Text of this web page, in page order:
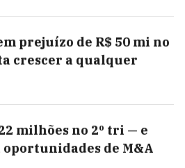
prejuízo de R$ 50 mi no
crescer a qualquer
milhões no 2º tri — e
de M&A